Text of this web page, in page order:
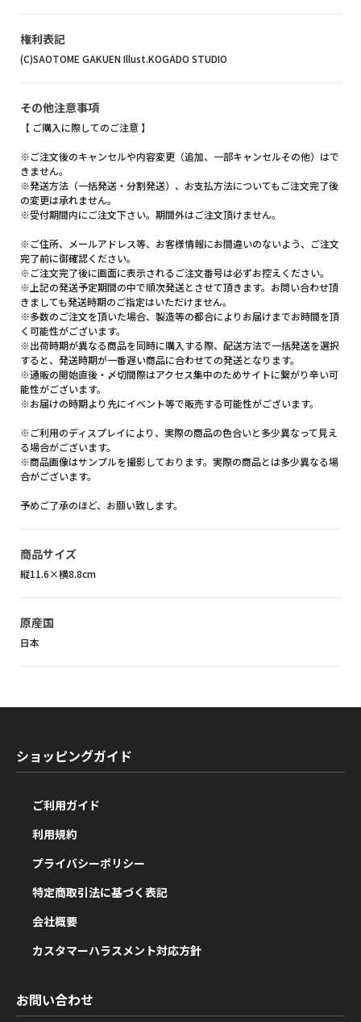
権利表記
(C)SAOTOME GAKUEN Illust.KOGADO STUDIO
その他注意事項
【 ご購入に際してのご注意 】
※ご注文後のキャンセルや内容変更（追加、一部キャンセルその他）はで
きません。
※発送方法（一括発送・分割発送）、お支払方法についてもご注文完了後
の変更は承れません。
※受付期間内にご注文下さい。期間外はご注文頂けません。
※ご住所、メールアドレス等、お客様情報にお間違いのないよう、ご注文
完了前に御確認ください。
※ご注文完了後に画面に表示されるご注文番号は必ずお控えください。
※上記の発送予定期間の中で順次発送とさせて頂きます。お問い合わせ頂
きましても発送時期のご指定はいただけません。
※多数のご注文を頂いた場合、製造等の都合によりお届けまでお時間を頂
く可能性がございます。
※出荷時期が異なる商品を同時に購入する際、配送方法で一括発送を選択
すると、発送時期が一番遅い商品に合わせての発送となります。
※通販の開始直後・〆切間際はアクセス集中のためサイトに繋がり辛い可
能性がございます。
※お届けの時期より先にイベント等で販売する可能性がございます。
※ご利用のディスプレイにより、実際の商品の色合いと多少異なって見え
る場合がございます。
※商品画像はサンプルを撮影しております。実際の商品とは多少異なる場
合がございます。
予めご了承のほど、お願い致します。
商品サイズ
縦11.6×横8.8cm
原産国
日本
ショッピングガイド
ご利用ガイド
利用規約
プライバシーポリシー
特定商取引法に基づく表記
会社概要
カスタマーハラスメント対応方針
お問い合わせ